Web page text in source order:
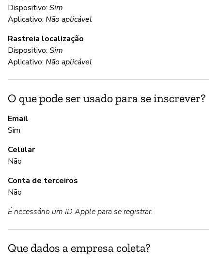
Dispositivo: Sim
Aplicativo: Não aplicável
Rastreia localização
Dispositivo: Sim
Aplicativo: Não aplicável
O que pode ser usado para se inscrever?
Email
Sim
Celular
Não
Conta de terceiros
Não
É necessário um ID Apple para se registrar.
Que dados a empresa coleta?